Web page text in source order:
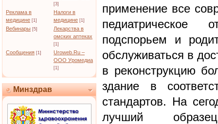
[3]
Реклама в
медицине [1]
Налоги в
медицине [1]
Вебинары [5]
Лекарства в
омских аптеках
[1]
Сообщения [1]
Uroweb.Ru –
ООО Уромедиа
[1]
Минздрав
применение все
педиатрическое
подспорьем и
обслуживаться в
в реконструкцию
здание в
стандартов. На
лучший